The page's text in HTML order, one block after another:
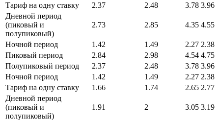
Тариф на одну ставку 2.37 2.48 3.78 3.96
Дневной период
(пиковый и
полупиковый)
2.73 2.85 4.35 4.55
Ночной период 1.42 1.49 2.27 2.38
Пиковый период
2.84 2.98 4.54 4.75
Полупиковый период
2.37 2.48 3.78 3.96
Ночной период
1.42 1.49 2.27 2.38
Тариф на одну ставку
1.66 1.74 2.65 2.77
Дневной период
(пиковый и
полупиковый)
1.91 2 3.05 3.19